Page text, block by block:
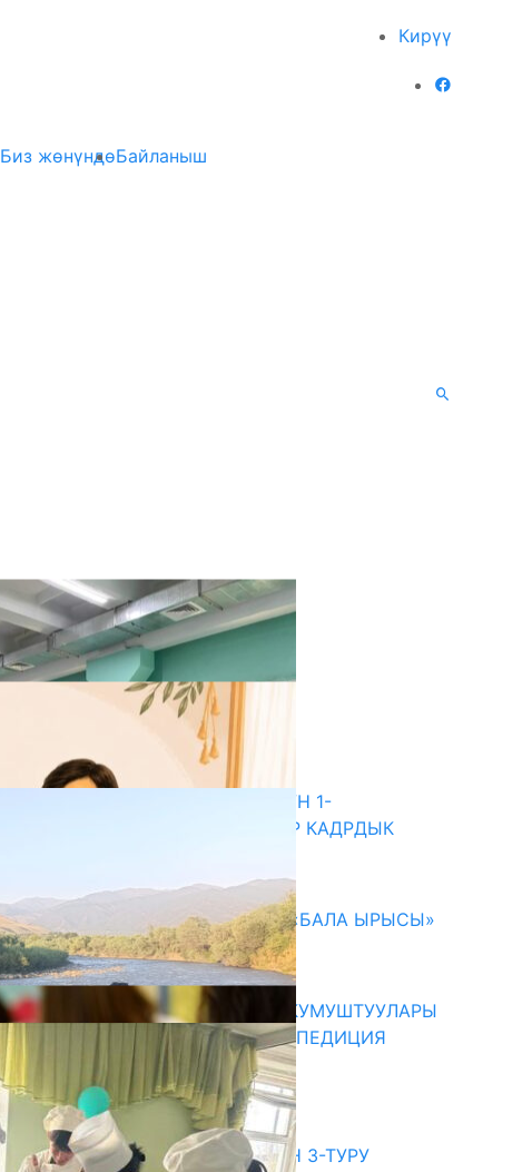
Кирүү
Биз жөнүндөБайланыш
Акыркы жаңылыктар
ДИРЕКТОРЛОРДУ ТАНДООНУН 1-
АЙЛАМПАСЫ: 1102 ТАЛАПКЕР КАДРДЫК
192 МИҢГЕ ЖАКЫН БАЛАГА «БАЛА ЫРЫСЫ»
ЖӨЛӨК ПУЛУ ДАЙЫНДАЛДЫ
05.08.2026
ОШМУ МЕНЕН ФЕРМУНУН ОКУМУШТУУЛАРЫ
БИРГЕЛЕШКЕН ИЛИМИЙ ЭКСПЕДИЦИЯ
УЮШТУРУШТУ
05.08.2026
Абитуриент
ЖОЖДОРГО КАБЫЛ АЛУУНУН 3-ТУРУ